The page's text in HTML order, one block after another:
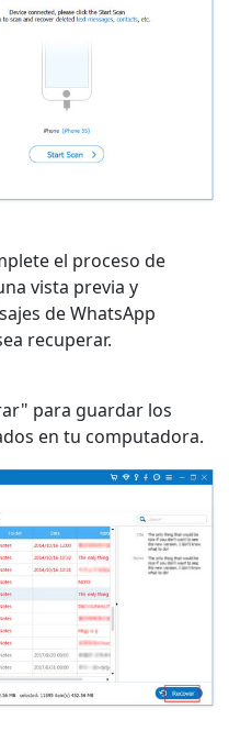
el proceso de
vista previa y
de WhatsApp
recuperar.
para guardar los
en tu computadora.